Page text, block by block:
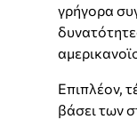
γρήγορα
Επιπλέον,
βάσει των